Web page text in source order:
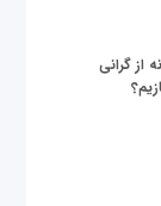
از گرانی